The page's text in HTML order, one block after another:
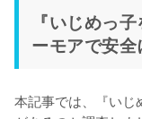
『いじめっ
ーモアで安
本記事では、『いじ